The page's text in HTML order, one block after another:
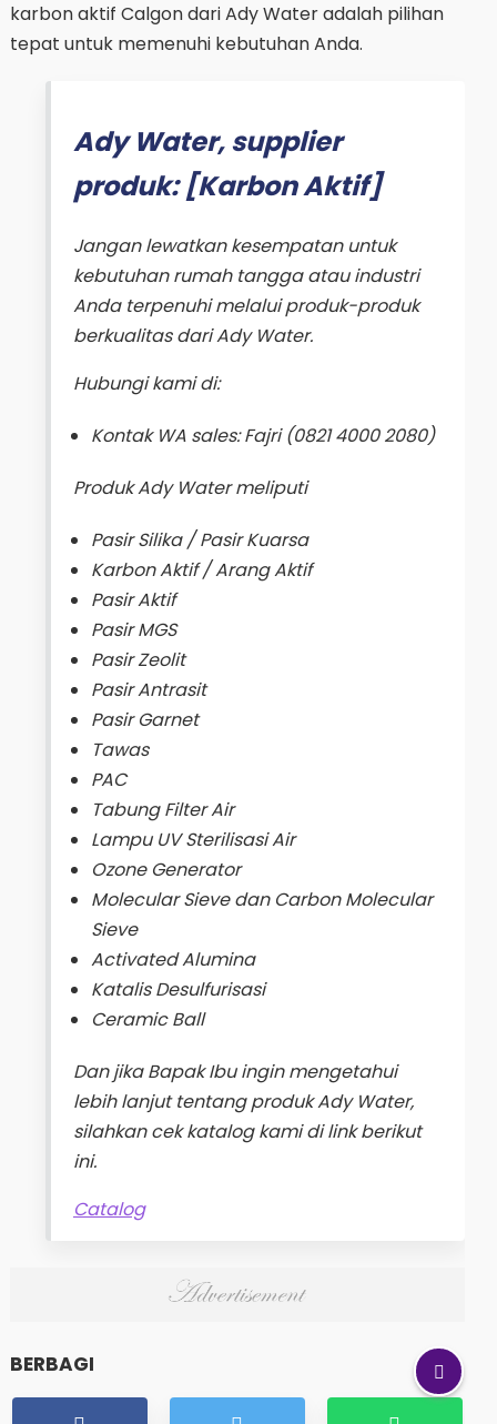
karbon aktif Calgon dari Ady Water adalah pilihan
tepat untuk memenuhi kebutuhan Anda.
Ady Water, supplier
produk: [Karbon Aktif]
Jangan lewatkan kesempatan untuk
kebutuhan rumah tangga atau industri
Anda terpenuhi melalui produk-produk
berkualitas dari Ady Water.
Hubungi kami di:
Kontak WA sales: Fajri (0821 4000 2080)
Produk Ady Water meliputi
Pasir Silika / Pasir Kuarsa
Karbon Aktif / Arang Aktif
Pasir Aktif
Pasir MGS
Pasir Zeolit
Pasir Antrasit
Pasir Garnet
Tawas
PAC
Tabung Filter Air
Lampu UV Sterilisasi Air
Ozone Generator
Molecular Sieve dan Carbon Molecular
Sieve
Activated Alumina
Katalis Desulfurisasi
Ceramic Ball
Dan jika Bapak Ibu ingin mengetahui
lebih lanjut tentang produk Ady Water,
silahkan cek katalog kami di link berikut
ini.
Catalog
BERBAGI